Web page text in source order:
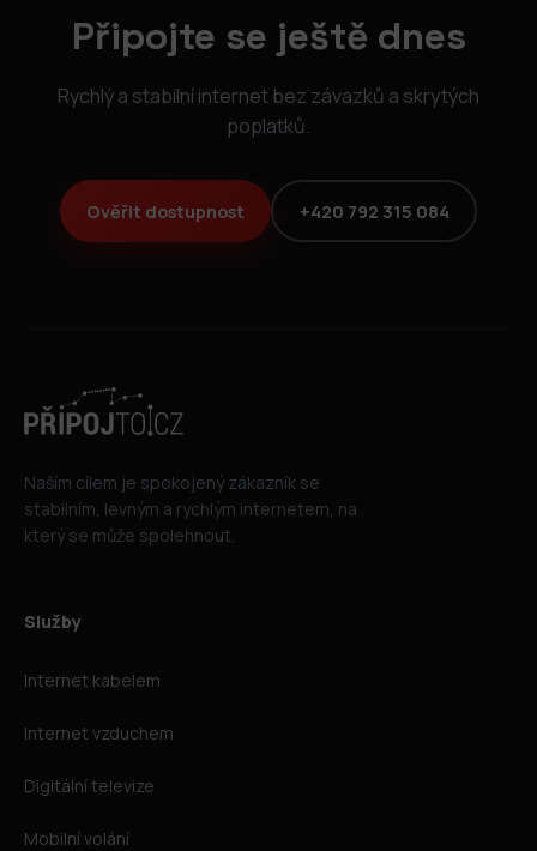
Připojte se ještě dnes
Rychlý a stabilní internet bez závazků a skrytých
poplatků.
Ověřit dostupnost +420 792 315 084
Naším cílem je spokojený zákazník se
stabilním, levným a rychlým internetem, na
který se může spolehnout.
Služby
Internet kabelem
Internet vzduchem
Digitální televize
Mobilní volání